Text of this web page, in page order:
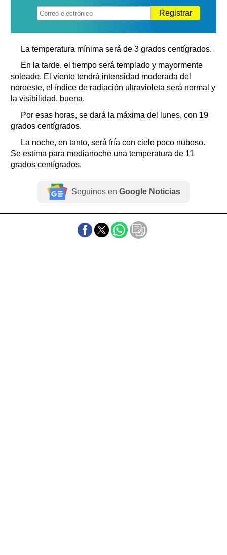
Registrar
La temperatura mínima será de 3 grados centígrados.
En la tarde, el tiempo será templado y mayormente
soleado. El viento tendrá intensidad moderada del
noroeste, el índice de radiación ultravioleta será normal y
la visibilidad, buena.
Por esas horas, se dará la máxima del lunes, con 19
grados centígrados.
La noche, en tanto, será fría con cielo poco nuboso.
Se estima para medianoche una temperatura de 11
grados centígrados.
Seguinos en Google Noticias